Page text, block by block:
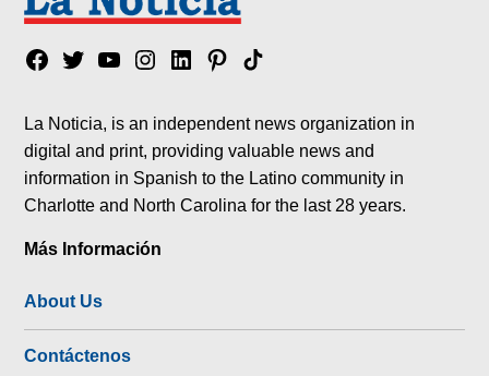
Facebook
TwitterYouTubeInstagram
LinkedinPinterest
Tik
La Noticia, is an independent news organization in
digital and print, providing valuable news and
information in Spanish to the Latino community in
Charlotte and North Carolina for the last 28 years.
Más Información
About Us
Contáctenos